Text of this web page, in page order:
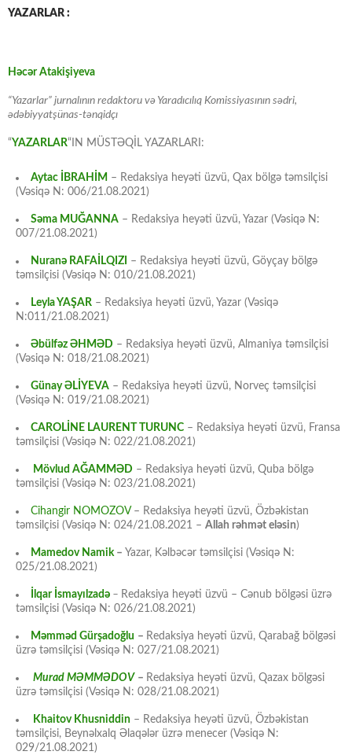
YAZARLAR :
Həcər Atakişiyeva
“Yazarlar” jurnalının redaktoru və Yaradıcılıq Komissiyasının sədri,
ədəbiyyatşünas-tənqidçı
“YAZARLAR“IN MÜSTƏQİL YAZARLARI:
Aytac İBRAHİM – Redaksiya heyəti üzvü, Qax bölgə təmsilçisi
(Vəsiqə N: 006/21.08.2021)
Səma MUĞANNA – Redaksiya heyəti üzvü, Yazar (Vəsiqə N:
007/21.08.2021)
Nuranə RAFAİLQIZI
– Redaksiya heyəti üzvü, Göyçay bölgə
təmsilçisi (Vəsiqə N: 010/21.08.2021)
Leyla YAŞAR – Redaksiya heyəti üzvü, Yazar (Vəsiqə
N:011/21.08.2021)
Əbülfəz ƏHMƏD – Redaksiya heyəti üzvü, Almaniya təmsilçisi
(Vəsiqə N: 018/21.08.2021)
Günay ƏLİYEVA – Redaksiya heyəti üzvü, Norveç təmsilçisi
(Vəsiqə N: 019/21.08.2021)
CAROLİNE LAURENT TURUNC – Redaksiya heyəti üzvü, Fransa
təmsilçisi (Vəsiqə N: 022/21.08.2021)
Mövlud AĞAMMƏD – Redaksiya heyəti üzvü, Quba bölgə
təmsilçisi (Vəsiqə N: 023/21.08.2021)
Cihangir NOMOZOV– Redaksiya heyəti üzvü, Özbəkistan
təmsilçisi (Vəsiqə N: 024/21.08.2021 – Allah rəhmət eləsin)
Mamedov Namik– Yazar, Kəlbəcər təmsilçisi (Vəsiqə N:
025/21.08.2021)
İlqar İsmayılzadə – Redaksiya heyəti üzvü – Cənub bölgəsi üzrə
təmsilçisi (Vəsiqə N: 026/21.08.2021)
Məmməd Gürşadoğlu – Redaksiya heyəti üzvü, Qarabağ bölgəsi
üzrə təmsilçisi (Vəsiqə N: 027/21.08.2021)
Murad MƏMMƏDOV – Redaksiya heyəti üzvü, Qazax bölgəsi
üzrə təmsilçisi (Vəsiqə N: 028/21.08.2021)
Khaitov Khusniddin – Redaksiya heyəti üzvü, Özbəkistan
təmsilçisi, Beynəlxalq Əlaqələr üzrə menecer (Vəsiqə N:
029/21.08.2021)